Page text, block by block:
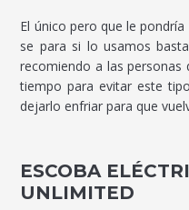
El único pero que le
se para si lo usamos
recomiendo a las personas
tiempo para evitar este
dejarlo enfriar para que
ESCOBA
UNLIMITED